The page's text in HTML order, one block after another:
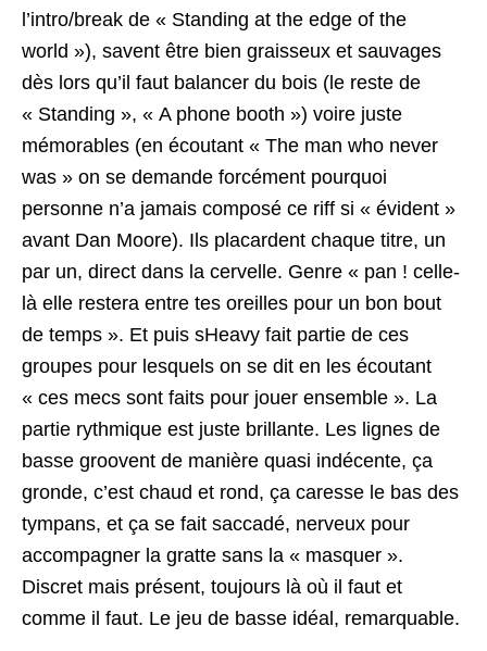
l’intro/break de « Standing at the edge of the
world »), savent être bien graisseux et sauvages
dès lors qu’il faut balancer du bois (le reste de
« Standing », « A phone booth ») voire juste
mémorables (en écoutant « The man who never
was » on se demande forcément pourquoi
personne n’a jamais composé ce riff si « évident »
avant Dan Moore). Ils placardent chaque titre, un
par un, direct dans la cervelle. Genre « pan ! celle-
là elle restera entre tes oreilles pour un bon bout
de temps ». Et puis sHeavy fait partie de ces
groupes pour lesquels on se dit en les écoutant
« ces mecs sont faits pour jouer ensemble ». La
partie rythmique est juste brillante. Les lignes de
basse groovent de manière quasi indécente, ça
gronde, c’est chaud et rond, ça caresse le bas des
tympans, et ça se fait saccadé, nerveux pour
accompagner la gratte sans la « masquer ».
Discret mais présent, toujours là où il faut et
comme il faut. Le jeu de basse idéal, remarquable.